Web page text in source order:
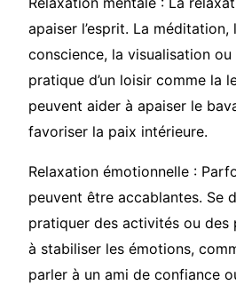
apaiser l’esprit. La méditation,
conscience, la visualisation
pratique d’un loisir comme la
peuvent aider à apaiser le
favoriser la paix intérieure.
Relaxation émotionnelle :
peuvent être accablantes. Se
pratiquer des activités ou des
à stabiliser les émotions,
parler à un ami de confiance